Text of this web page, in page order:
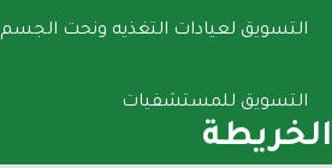
التسويق لعيادات التغذيه ونحت الجسم
التسويق للمستشفيات
الخريطة